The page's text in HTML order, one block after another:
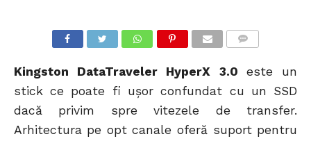
Kingston DataTraveler HyperX 3.0este un
stick ce poate fi ușor confundat cu un SSD
dacă privim spre vitezele de transfer.
Arhitectura pe opt canale oferă suport pentru